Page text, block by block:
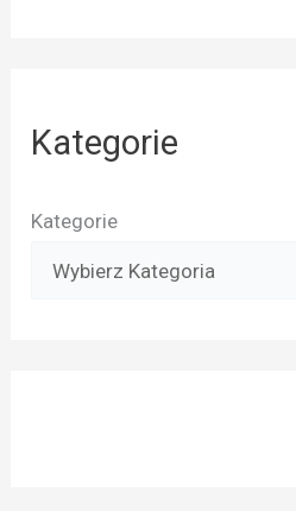
Kategorie
Kategorie